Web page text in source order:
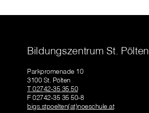
Bildungszentrum St. Pölten
Parkpromenade 10
3100 St. Pölten
T 02742-35 35 50
F 02742-35 35 50-8
bigs.stpoelten(at)noeschule.at